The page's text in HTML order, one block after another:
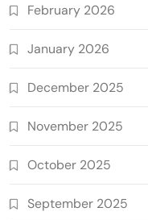
February 2026
January 2026
December 2025
November 2025
October 2025
September 2025